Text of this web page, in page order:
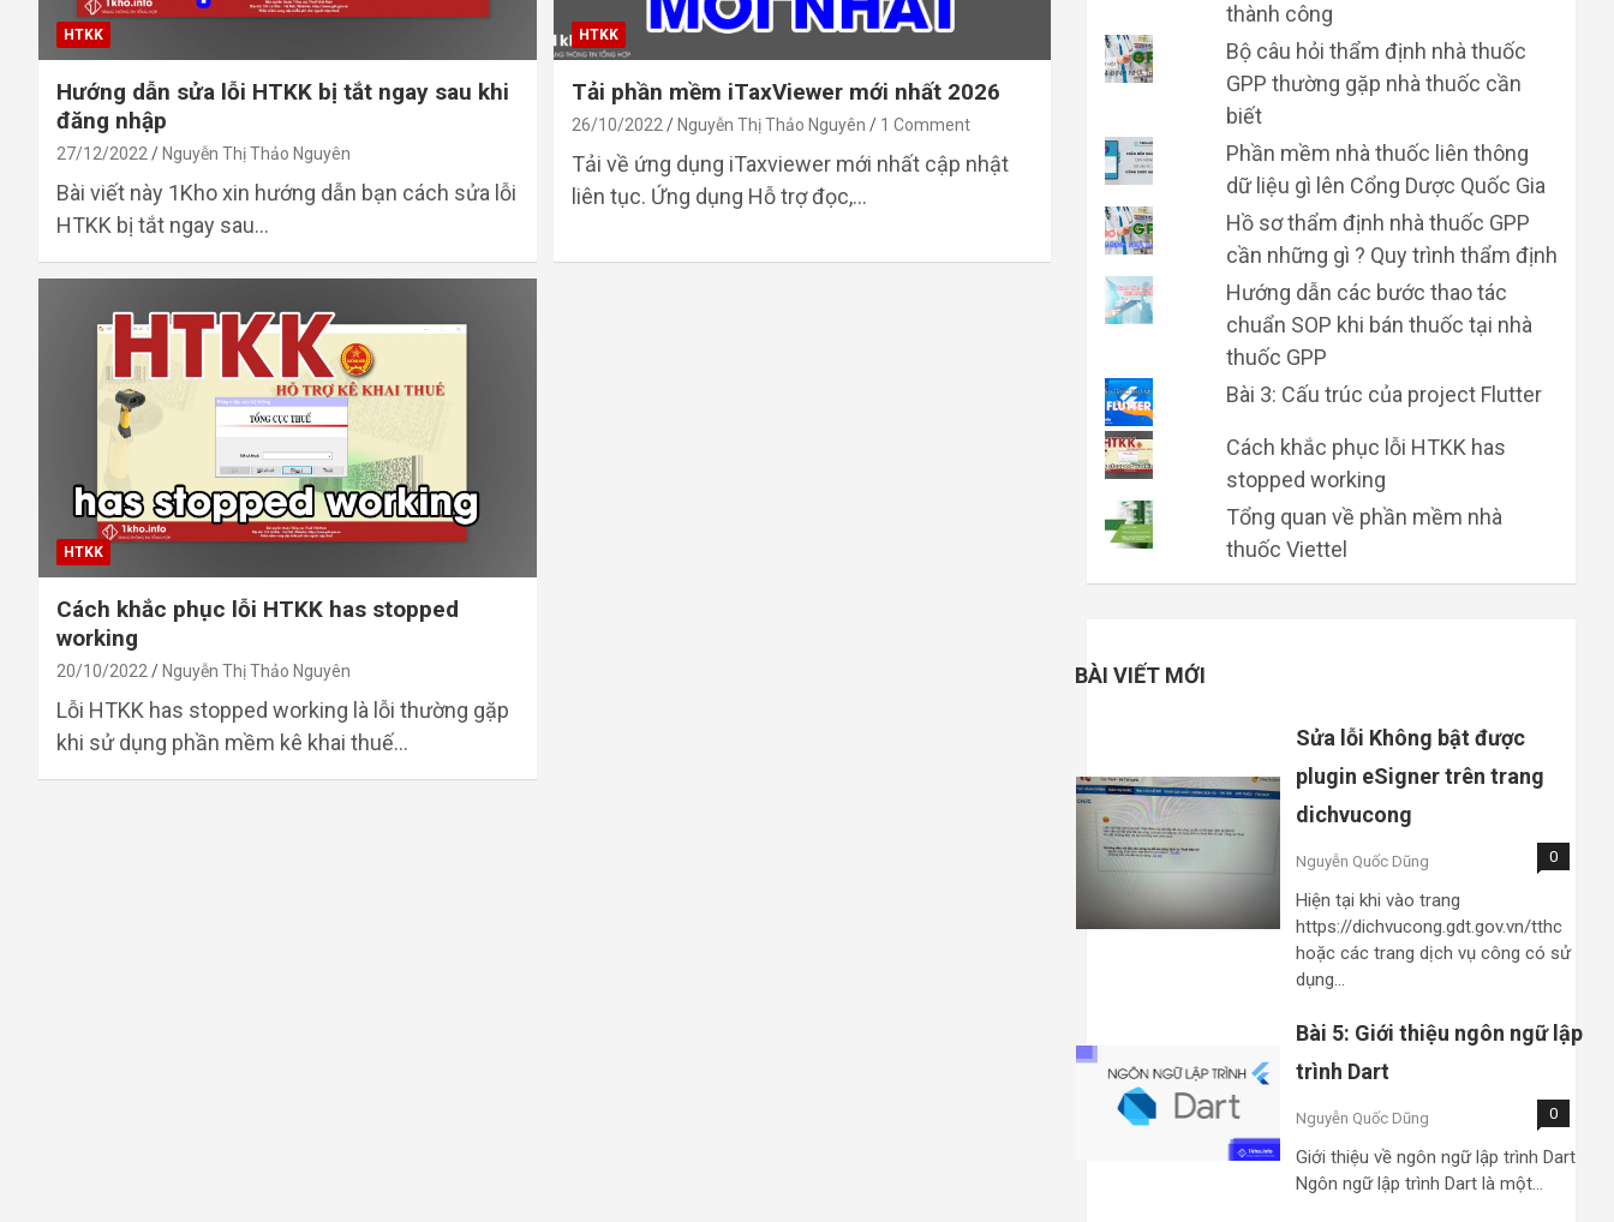
HTKK
Hướng dẫn sửa lỗi HTKK bị tắt ngay sau khi
đăng nhập
27/12/2022 Nguyễn Thị Thảo Nguyên
Bài viết này 1Kho xin hướng dẫn bạn cách sửa lỗi
HTKK bị tắt ngay sau…
HTKK
Tải phần mềm iTaxViewer mới nhất 2026
26/10/2022 Nguyễn Thị Thảo Nguyên 1 Comment
Tải về ứng dụng iTaxviewer mới nhất cập nhật
liên tục. Ứng dụng Hỗ trợ đọc,…
HTKK
Cách khắc phục lỗi HTKK has stopped
working
20/10/2022 Nguyễn Thị Thảo Nguyên
Lỗi HTKK has stopped working là lỗi thường gặp
khi sử dụng phần mềm kê khai thuế…
thành công
Bộ câu hỏi thẩm định nhà thuốc
GPP thường gặp nhà thuốc cần
biết
Phần mềm nhà thuốc liên thông
dữ liệu gì lên Cổng Dược Quốc Gia
Hồ sơ thẩm định nhà thuốc GPP
cần những gì ? Quy trình thẩm định
Hướng dẫn các bước thao tác
chuẩn SOP khi bán thuốc tại nhà
thuốc GPP
Bài 3: Cấu trúc của project Flutter
Cách khắc phục lỗi HTKK has
stopped working
Tổng quan về phần mềm nhà
thuốc Viettel
BÀI VIẾT MỚI
Sửa lỗi Không bật được
plugin eSigner trên trang
dichvucong
Nguyễn Quốc Dũng 0
Hiện tại khi vào trang
https://dichvucong.gdt.gov.vn/tthc
hoặc các trang dịch vụ công có sử
dụng…
Bài 5: Giới thiệu ngôn ngữ lập
trình Dart
Nguyễn Quốc Dũng 0
Giới thiệu về ngôn ngữ lập trình Dart
Ngôn ngữ lập trình Dart là một…